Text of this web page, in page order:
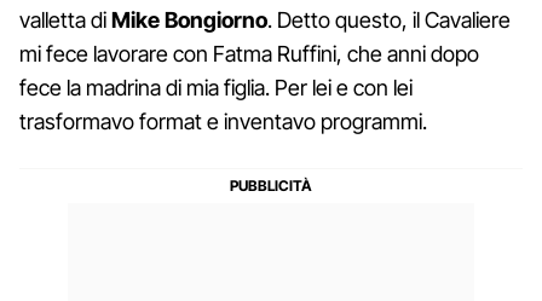
valletta diMike Bongiorno. Detto questo, il Cavaliere
mi fece lavorare con Fatma Ruffini, che anni dopo
fece la madrina di mia figlia. Per lei e con lei
trasformavo format e inventavo programmi.